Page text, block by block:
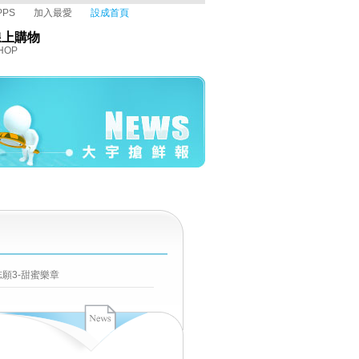
加入最愛 設成首頁
購物
願3-甜蜜樂章